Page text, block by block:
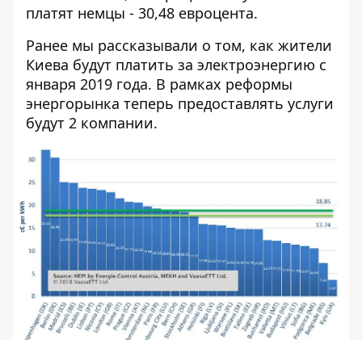
платят немцы - 30,48 евроцента.
Ранее мы рассказывали о том, как жители
Киева будут платить за электроэнергию с
января 2019 года. В рамках реформы
энергорынка теперь предоставлять услуги
будут 2 компании.